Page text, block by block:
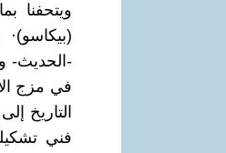
ويتحفنا
-الحديث-
في مزج
التاريخ
فني